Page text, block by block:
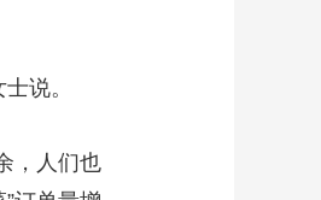
说。
，人们也